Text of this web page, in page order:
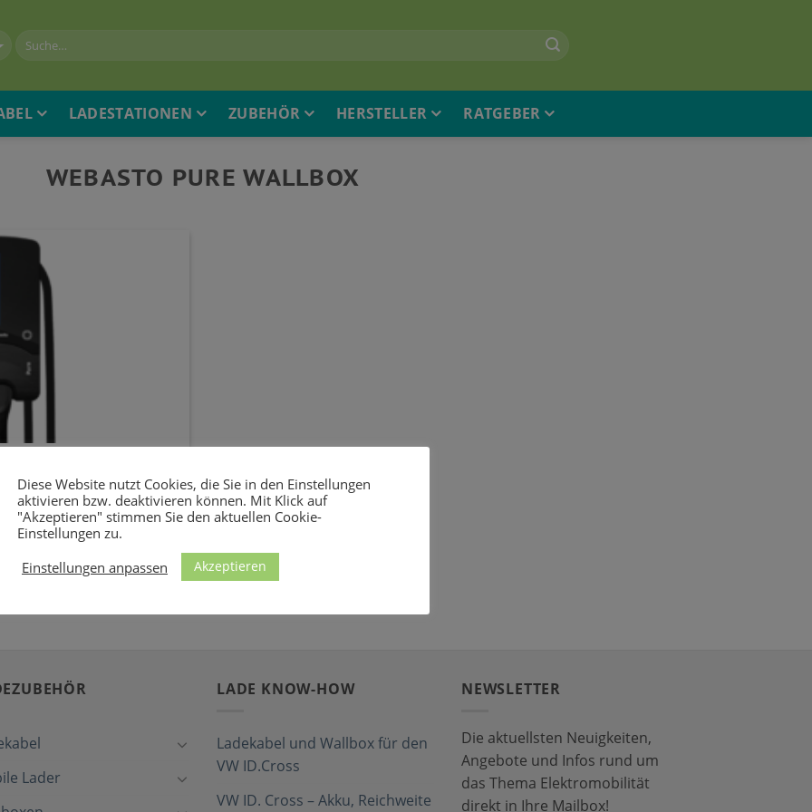
LADESTATIONEN ZUBEHÖR HERSTELLER RATGEBER
WEBASTO PURE WALLBOX
preisgekrönte
laden Sie Ihr E-Auto
Die [...]
Lader
LADE KNOW-HOW
Ladekabel und Wallbox für den
VW ID.Cross
VW ID. Cross – Akku, Reichweite
NEWSLETTER
Die aktuellsten Neuigkeiten,
Angebote und Infos rund um
das Thema Elektromobilität
direkt in Ihre Mailbox!
Diese Website nutzt Cookies, die Sie in den Einstellungen
aktivieren bzw. deaktivieren können. Mit Klick auf
"Akzeptieren" stimmen Sie den aktuellen Cookie-
Einstellungen zu.
Einstellungen anpassen
Akzeptieren